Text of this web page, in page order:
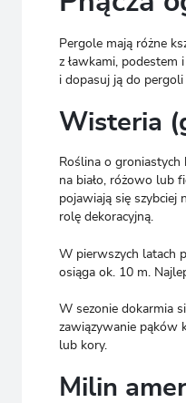
Pergole mają różne
z ławkami, podestem
i dopasuj ją do
Wisteria
Roślina o groniastych
na biało, różowo lub
pojawiają się szybciej
rolę dekoracyjną.
W pierwszych latach
osiąga ok. 10 m.
W sezonie dokarmia
zawiązywanie pąków
lub kory.
Milin